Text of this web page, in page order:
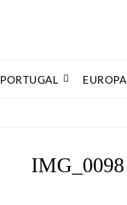
PORTUGAL EUROPA
IMG_0098